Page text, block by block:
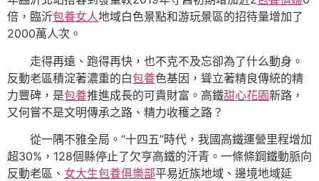
倍，臨沂包養女人地域白色景點和游玩景區的招待量增加了
2000萬人次。
走得再遠、跑得再快，也不克不及忘卻為了什么動身。
反動老區積淀著濃重的白包養色基因，聳立著精良傳統的精
力豐碑，是包養推進成長的可貴財富。高鐵甜心花園新路，
又何嘗不是文明傳承之路、精力收穫之路？
從一隅不雅全局。“十四五”時代，我國高鐵運營里程增加
超30%，128個縣停止了欠亨高鐵的汗青。一條條鋼鐵動脈向
反動老區、 女大生包養俱樂部平易近族地域、邊境地域延